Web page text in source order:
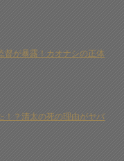
督が暴露！カオナシの正体
！？清太の死の理由がヤバ